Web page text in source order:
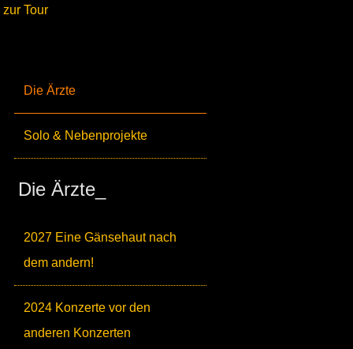
Die Ärzte
Solo & Nebenprojekte
Die Ärzte_
2027 Eine Gänsehaut nach
dem andern!
2024 Konzerte vor den
anderen Konzerten
zur Tour